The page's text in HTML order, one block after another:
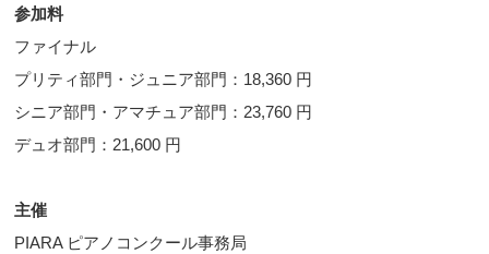
参加料
ファイナル
プリティ部門・ジュニア部門：18,360 円
シニア部門・アマチュア部門：23,760 円
デュオ部門：21,600 円
主催
PIARA ピアノコンクール事務局